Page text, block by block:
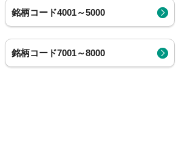
銘柄コード4001～5000
銘柄コード7001～8000